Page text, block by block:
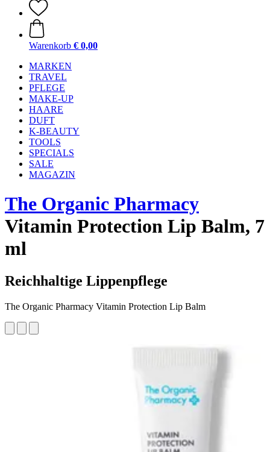
Warenkorb € 0,00
MARKEN
TRAVEL
PFLEGE
MAKE-UP
HAARE
DUFT
K-BEAUTY
TOOLS
SPECIALS
SALE
MAGAZIN
The Organic Pharmacy
Vitamin Protection Lip Balm, 7
ml
Reichhaltige Lippenpflege
The Organic Pharmacy Vitamin Protection Lip Balm